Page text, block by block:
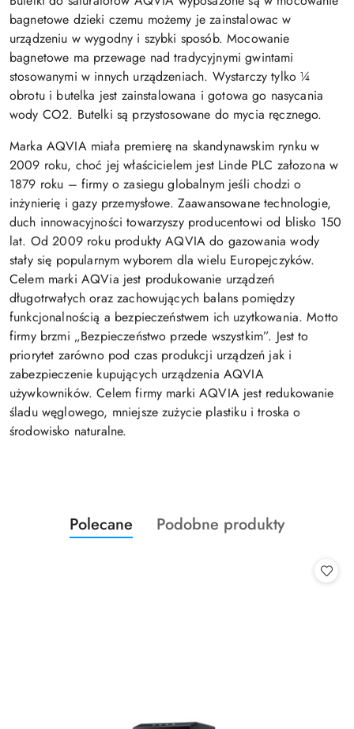
bagnetowe dzieki czemu możemy je zainstalowac w
urządzeniu w wygodny i szybki sposób. Mocowanie
bagnetowe ma przewage nad tradycyjnymi gwintami
stosowanymi w innych urządzeniach. Wystarczy tylko ¼
obrotu i butelka jest zainstalowana i gotowa go nasycania
wody CO2. Butelki są przystosowane do mycia ręcznego.
Marka AQVIA miała premierę na skandynawskim rynku w
2009 roku, choć jej właścicielem jest Linde PLC załozona w
1879 roku – firmy o zasiegu globalnym jeśli chodzi o
inżynierię i gazy przemysłowe. Zaawansowane technologie,
duch innowacyjności towarzyszy producentowi od blisko 150
lat. Od 2009 roku produkty AQVIA do gazowania wody
stały się popularnym wyborem dla wielu Europejczyków.
Celem marki AQVia jest produkowanie urządzeń
długotrwałych oraz zachowujących balans pomiędzy
funkcjonalnością a bezpieczeństwem ich uzytkowania. Motto
firmy brzmi „Bezpieczeństwo przede wszystkim”. Jest to
priorytet zarówno pod czas produkcji urządzeń jak i
zabezpieczenie kupujących urządzenia AQVIA
używkowników. Celem firmy marki AQVIA jest redukowanie
śladu węglowego, mniejsze zużycie plastiku i troska o
środowisko naturalne.
Pomiń karuzelę produktów
Produkty
o
Polecane
Produkty
Podobne produkty